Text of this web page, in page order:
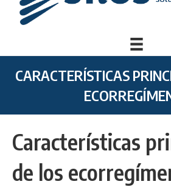
CARACTERÍSTICAS
Características
de los